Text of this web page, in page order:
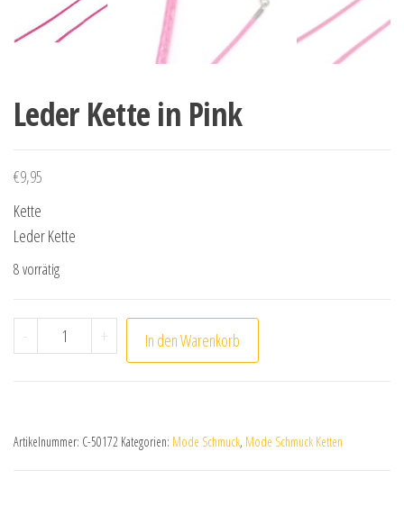
Leder Kette in Pink
€9,95
Kette
Leder Kette
8 vorrätig
- Leder Kette in Pink Menge
+ In den Warenkorb
Artikelnummer: C-50172 Kategorien: Mode Schmuck, Mode Schmuck Ketten